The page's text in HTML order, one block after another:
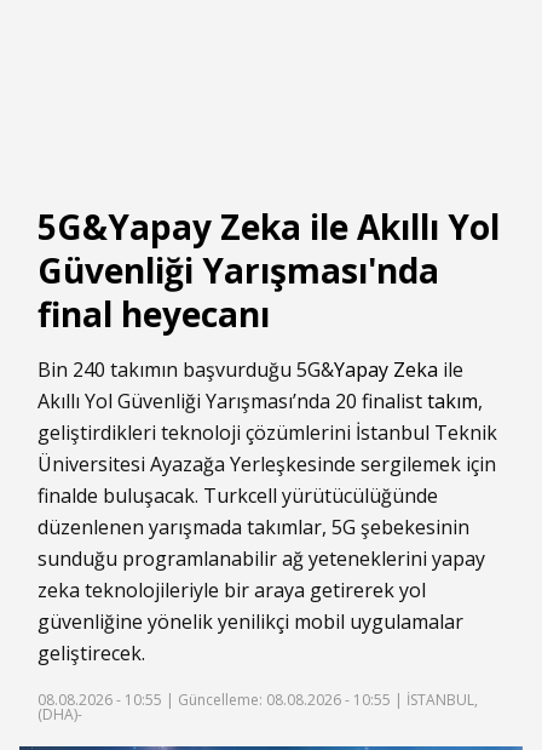
5G&Yapay Zeka ile Akıllı Yol
Güvenliği Yarışması'nda
final heyecanı
Bin 240 takımın başvurduğu 5G&Yapay Zeka ile
Akıllı Yol Güvenliği Yarışması’nda 20 finalisttakım,
geliştirdikleri teknoloji çözümlerini İstanbul Teknik
Üniversitesi Ayazağa Yerleşkesinde sergilemek için
finalde buluşacak. Turkcell yürütücülüğünde
düzenlenen yarışmada takımlar, 5G şebekesinin
sunduğu programlanabilir ağ yeteneklerini yapay
zeka teknolojileriyle bir araya getirerek yol
güvenliğine yönelik yenilikçi mobil uygulamalar
geliştirecek.
08.08.2026 - 10:55 | Güncelleme: 08.08.2026 - 10:55 | İSTANBUL,
(DHA)-